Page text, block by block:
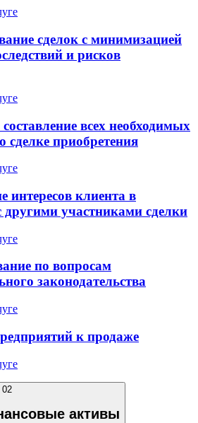
сделок с минимизацией
и рисков
всех необходимых
сделке приобретения
интересов клиента в
другими участниками сделки
по вопросам
законодательства
к продаже
02
активы